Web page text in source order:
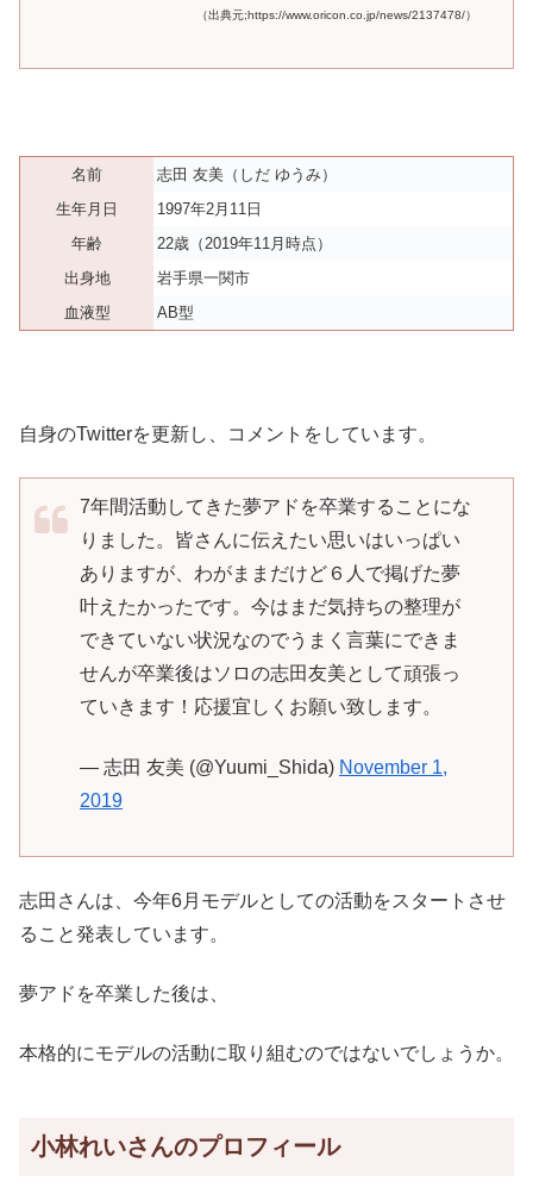
（出典元;https://www.oricon.co.jp/news/2137478/）
名前
志田 友美（しだ ゆうみ）
生年月日
1997年2月11日
年齢
22歳（2019年11月時点）
出身地
岩手県一関市
血液型
AB型
自身のTwitterを更新し、コメントをしています。
7年間活動してきた夢アドを卒業することにな
りました。皆さんに伝えたい思いはいっぱい
ありますが、わがままだけど６人で掲げた夢
叶えたかったです。今はまだ気持ちの整理が
できていない状況なのでうまく言葉にできま
せんが卒業後はソロの志田友美として頑張っ
ていきます！応援宜しくお願い致します。
— 志田 友美 (@Yuumi_Shida) November 1,
2019
志田さんは、今年6月モデルとしての活動をスタートさせ
ること発表しています。
夢アドを卒業した後は、
本格的にモデルの活動に取り組むのではないでしょうか。
小林れいさんのプロフィール